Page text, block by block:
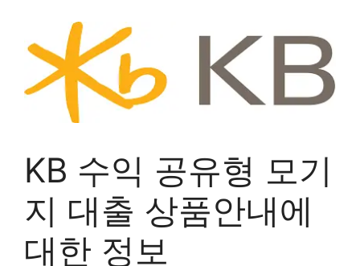
KB 수익 공유형 모기
지 대출 상품안내에
대한 정보